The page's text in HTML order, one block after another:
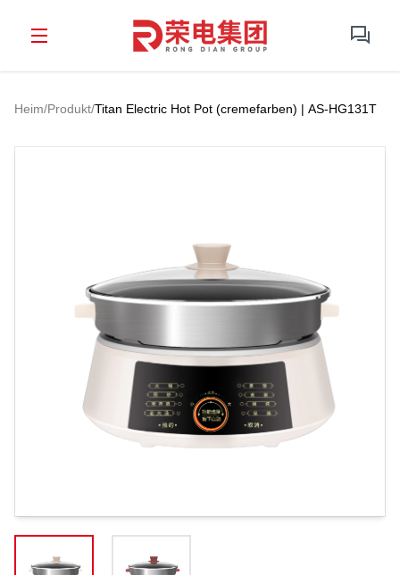
Heim/Produkt/Titan Electric Hot Pot (cremefarben) | AS-HG131T